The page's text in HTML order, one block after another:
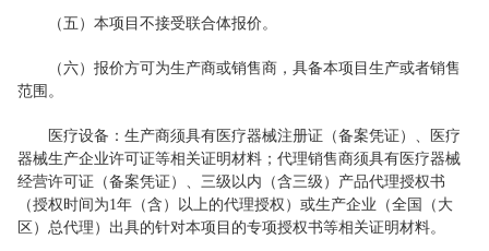
（五）本项目不接受联合体报价。
（六）报价方可为生产商或销售商，具备本项目生产或者销售
范围。
医疗设备：生产商须具有医疗器械注册证（备案凭证）、医疗
器械生产企业许可证等相关证明材料；代理销售商须具有医疗器械
经营许可证（备案凭证）、三级以内（含三级）产品代理授权书
（授权时间为1年（含）以上的代理授权）或生产企业（全国（大
区）总代理）出具的针对本项目的专项授权书等相关证明材料。